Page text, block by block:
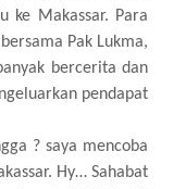
ke Makassar. Para
Pak Lukma,
bercerita dan
pendapat
? saya mencoba
Hy… Sahabat